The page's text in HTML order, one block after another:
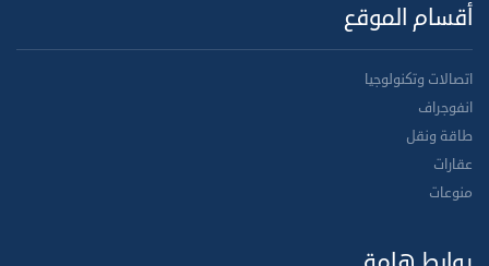
أقسام الموقع
اتصالات وتكنولوجيا
انفوجراف
طاقة ونقل
عقارات
منوعات